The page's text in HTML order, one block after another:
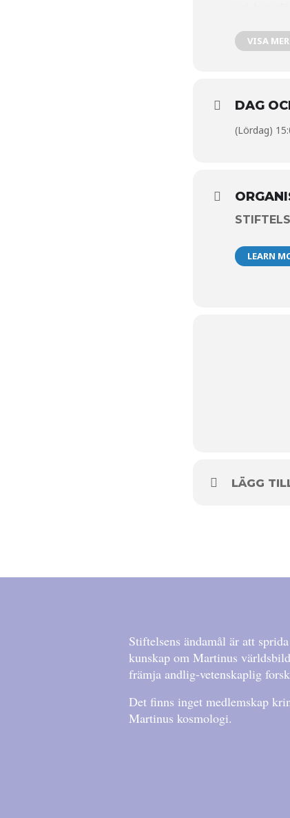
VISA MER
DAG
(Lördag)
LEARN
LÄGG
Stiftelsens ändamål är att sprida
kunskap om Martinus
främja andlig-vetenskaplig
Det finns inget medlemskap
Martinus kosmologi.